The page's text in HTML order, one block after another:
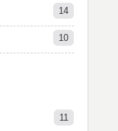
14
10
11